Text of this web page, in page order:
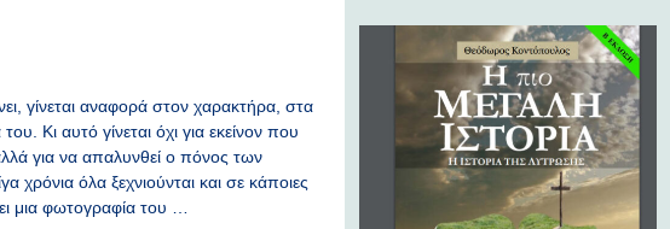
γίνεται αναφορά στον χαρακτήρα, στα
Κι αυτό γίνεται όχι για εκείνον που
για να απαλυνθεί ο πόνος των
όλα ξεχνιούνται και σε κάποιες
μια φωτογραφία του …